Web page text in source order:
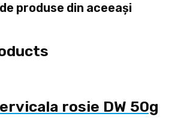
produse din aceeași
rosie DW 50g